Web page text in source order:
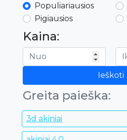
Populiariausios
Pigiausios
Kaina:
Ieškoti
Greita paieška:
3d akiniai